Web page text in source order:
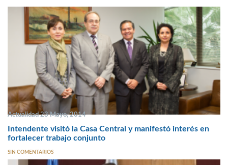
Actualidad 23 Mayo, 2014
Intendente visitó la Casa Central y manifestó interés en
fortalecer trabajo conjunto
SIN COMENTARIOS